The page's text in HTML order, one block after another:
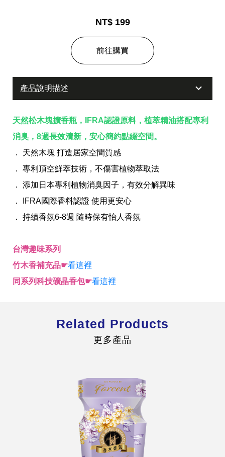
集團歷史
全球經營版圖
提供年報、每季財報、法說會資訊
不斷創新突破，致力提供消費者更舒適、方便的居家生
活
人，是花仙子企業最珍視的重要資產
NT$ 199
前往購買
產品說明描述
天然松木塊擴香瓶，IFRA認證原料，植萃精油搭配專利
消臭，8週長效清新，安心簡約點綴空間。
． 天然木塊 打造居家空間質感
． 專利頂空鮮萃技術，不傷害植物萃取法
． 添加日本專利植物消臭因子，有效分解異味
． IFRA國際香料認證 使用更安心
． 持續香氛6-8週 隨時保有怡人香氛
台灣趣味系列
竹木香補充品☛看這裡
同系列科技礦晶香包☛看這裡
Related Products
更多產品